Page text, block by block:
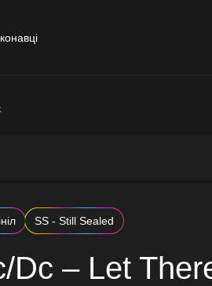
SS - Still Sealed
Dc – Let